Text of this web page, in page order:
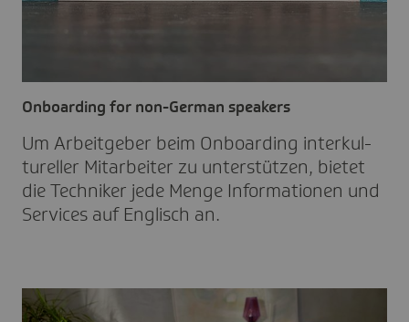
Um Arbeit­geber beim Onboar­ding inter­kul­
tu­reller Mitar­beiter zu unter­stüt­zen, bietet
die Tech­niker jede Menge Infor­ma­tionen und
Services auf Englisch an.
Onboarding for non-German speakers